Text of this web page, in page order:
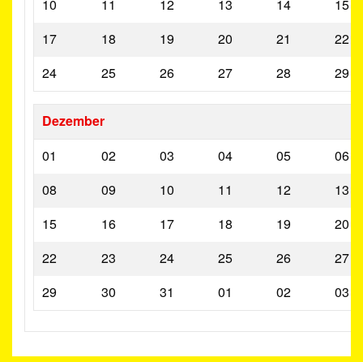
10
11 12 13 14
15
17
18 19 20 21
22
24
25 26 27 28 29
Dezember
01
02 03 04 05
06
08
09 10 11 12
13
15
16 17 18 19
20
22
23 24 25 26
27
29
30 31 01 02 03